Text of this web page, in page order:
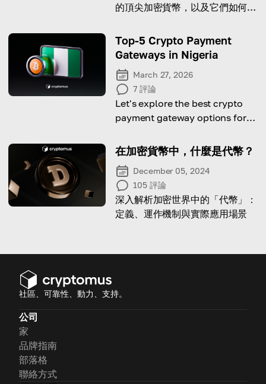
的頂尖加密貨幣，以及它們如何提
Top-5 Crypto Payment
Gateways in Nigeria
March 27, 2026
7 評論
Let's explore the best crypto
payment gateway options for
在加密貨幣中，什麼是代幣？
December 05, 2024
105 評論
深入解析加密世界中的「代幣」：
定義、運作機制與實際應用場景
社區、可靠性、動力、支持。
公司
家
品牌指南
部落格
聯絡方式